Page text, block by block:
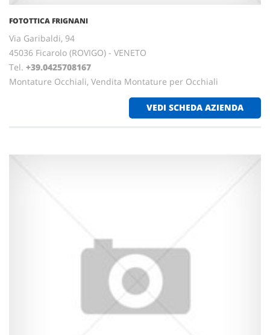
FOTOTTICA FRIGNANI
Via Garibaldi, 94
45036 Ficarolo (ROVIGO) - VENETO
Tel. +39.0425708167
Montature Occhiali, Vendita Montature per Occhiali
VEDI SCHEDA AZIENDA